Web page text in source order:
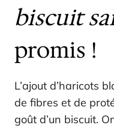
biscuit
promis !
L’ajout d’haricots
de fibres et de
goût d’un biscuit.